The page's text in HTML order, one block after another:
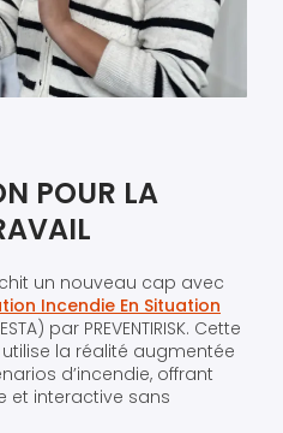
POUR LA
un nouveau cap avec
Incendie En Situation
par PREVENTIRISK. Cette
la réalité augmentée
d’incendie, offrant
et interactive sans